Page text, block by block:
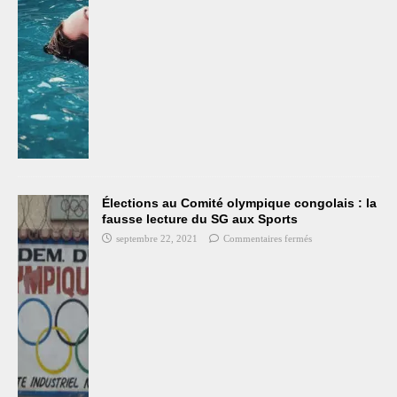
Élections au Comité olympique congolais : la
fausse lecture du SG aux Sports
septembre 22, 2021 Commentaires fermés